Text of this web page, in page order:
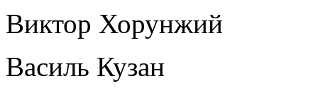
Виктор Хорунжий
Василь Кузан